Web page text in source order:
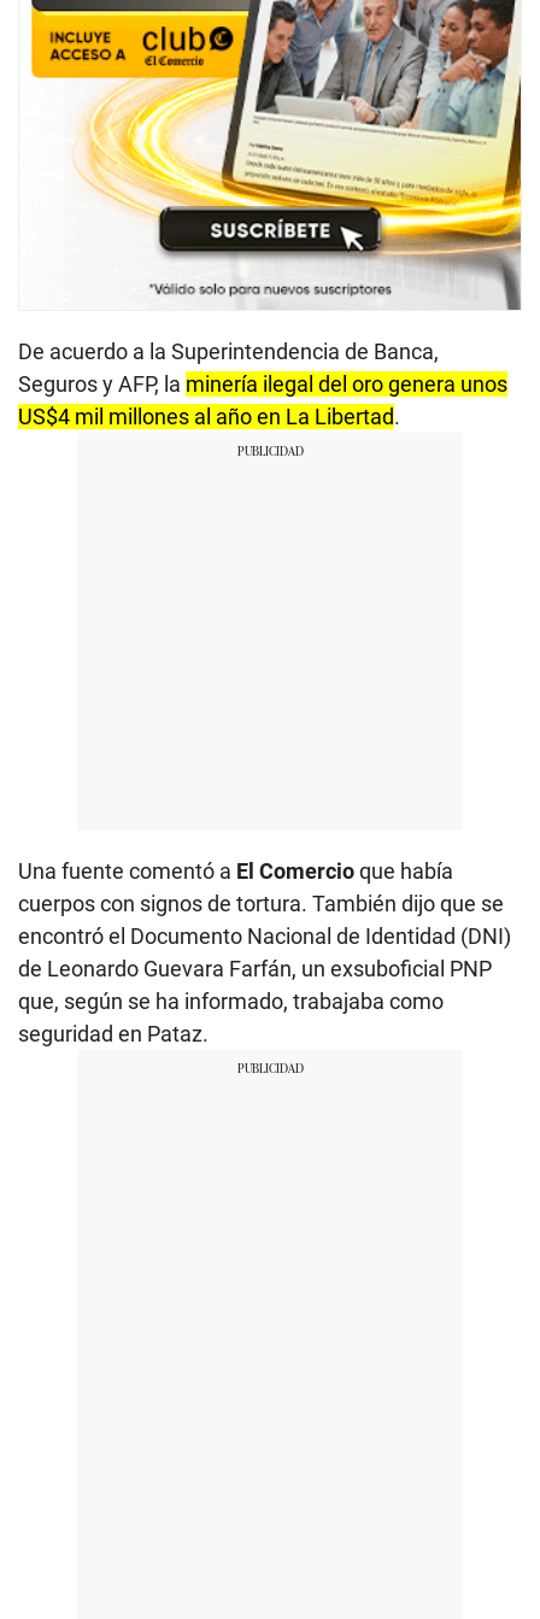
De acuerdo a la Superintendencia de Banca,
Seguros y AFP, la minería ilegal del oro genera unos
US$4 mil millones al año en La Libertad.
Una fuente comentó a El Comercioque había
cuerpos con signos de tortura. También dijo que se
encontró el Documento Nacional de Identidad (DNI)
de Leonardo Guevara Farfán, un exsuboficial PNP
que, según se ha informado, trabajaba como
seguridad en Pataz.